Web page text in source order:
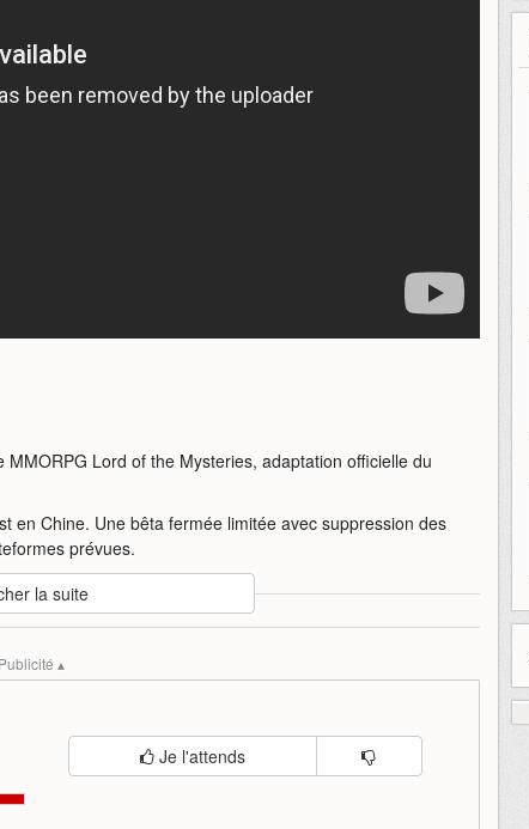
Lord of the Mysteries, adaptation officielle du
en Chine. Une bêta fermée limitée avec suppression des
prévues.
la suite
▴
Je l'attends